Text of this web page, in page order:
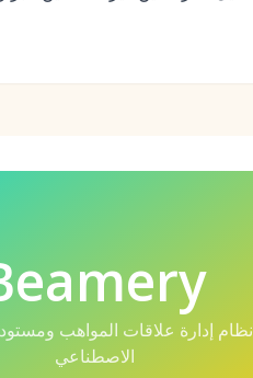
نظام إدارة علاقات المواهب
الاصطناعي